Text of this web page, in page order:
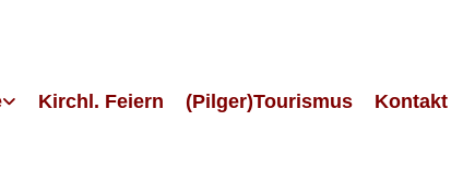
Kirchl. Feiern (Pilger)Tourismus Kontakt